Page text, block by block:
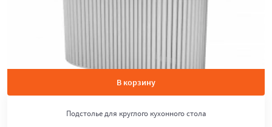
В корзину
Подстолье для круглого кухонного стола